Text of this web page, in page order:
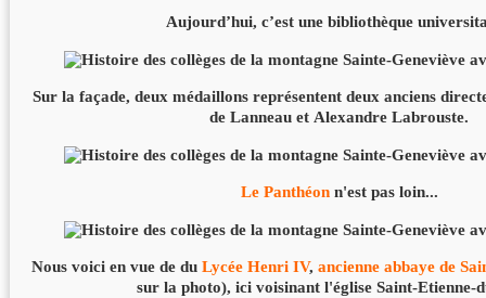
Aujourd’hui, c’est une bibliothèque
Sur la façade, deux médaillons représentent deux anciens
de Lanneau et Alexandre Labrouste.
Le Panthéon n'est pas loin...
Nous voici en vue de du Lycée Henri IV, ancienne abbaye de
sur la photo), ici voisinant l'église Saint-Etienne-